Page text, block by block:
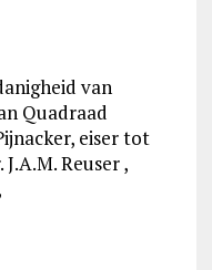
van
Quadraad
eiser tot
Reuser ,